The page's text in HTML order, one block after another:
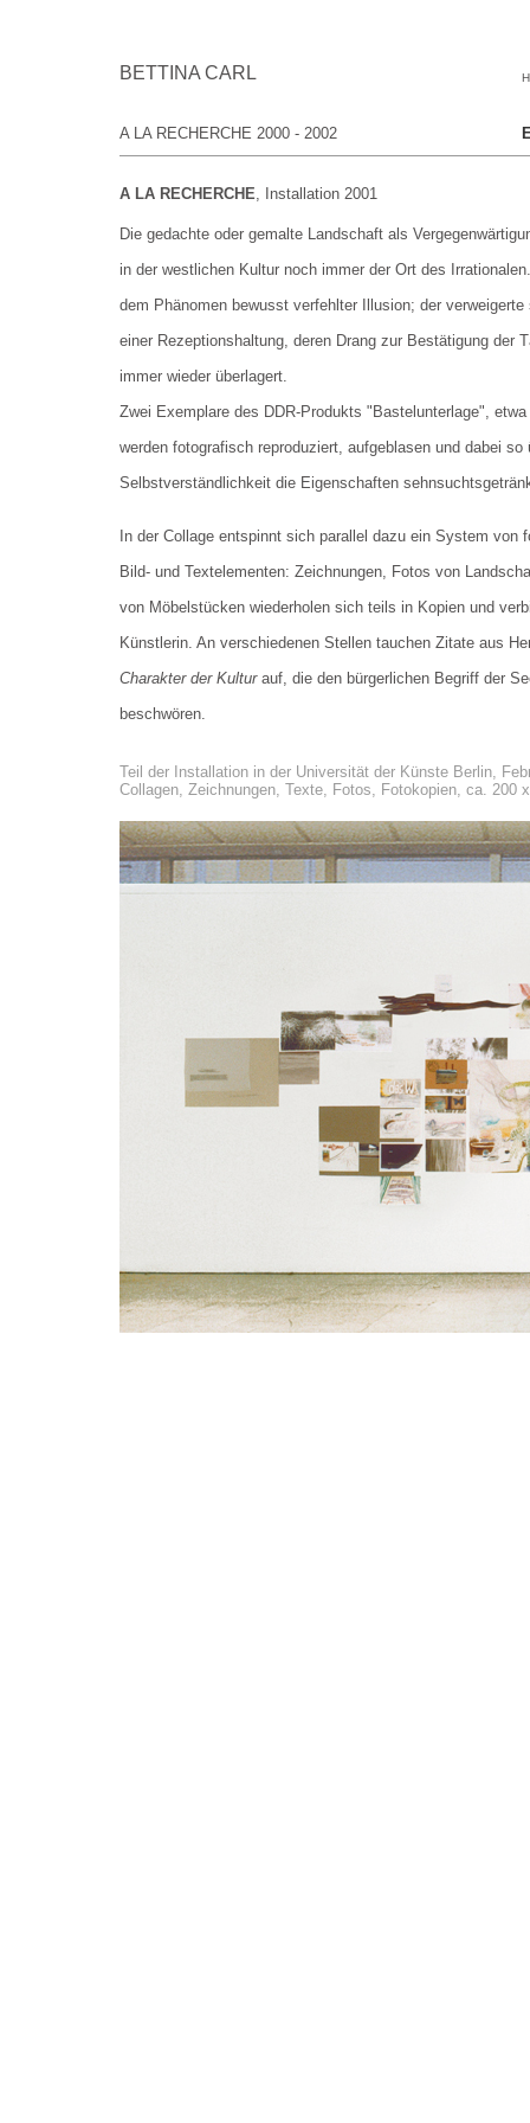
BETTINA CARL
A LA RECHERCHE 2000 - 2002
A LA RECHERCHE, Installation 2001
Die gedachte oder gemalte Landschaft als
in der westlichen Kultur noch immer der Ort des
dem Phänomen bewusst verfehlter Illusion; der
einer Rezeptionshaltung, deren Drang zur Bestätigung der
immer wieder überlagert.
Zwei Exemplare des DDR-Produkts "Bastelunterlage",
werden fotografisch reproduziert, aufgeblasen und dabei
Selbstverständlichkeit die Eigenschaften
In der Collage entspinnt sich parallel dazu ein System von
Bild- und Textelementen: Zeichnungen, Fotos von
von Möbelstücken wiederholen sich teils in Kopien und
Künstlerin. An verschiedenen Stellen tauchen Zitate aus
Charakter der Kulturauf, die den bürgerlichen Begriff der
beschwören.
Teil der Installation in der Universität der Künste Berlin,
Collagen, Zeichnungen, Texte, Fotos, Fotokopien, ca. 200